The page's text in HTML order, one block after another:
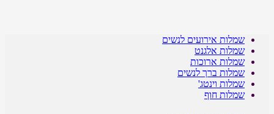
שמלות אירועים לנשים
שמלות אלגנט
שמלות ארוכות
שמלות ברך לנשים
שמלות וינטג'
שמלות חוף